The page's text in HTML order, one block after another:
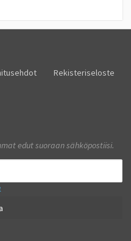
Rekisteriseloste
edut suoraan sähköpostiisi.